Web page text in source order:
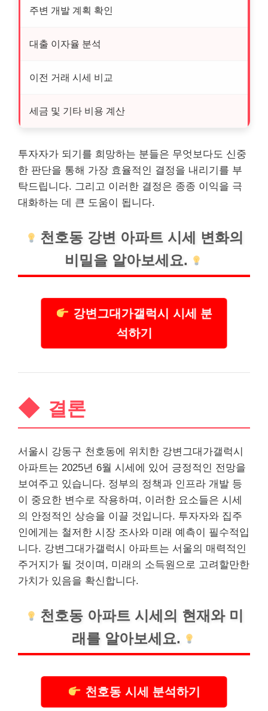
주변 개발 계획 확인
대출 이자율 분석
이전 거래 시세 비교
세금 및 기타 비용 계산
투자자가 되기를 희망하는 분들은 무엇보다도 신중
한 판단을 통해 가장 효율적인 결정을 내리기를 부
탁드립니다. 그리고 이러한 결정은 종종 이익을 극
대화하는 데 큰 도움이 됩니다.
천호동 강변 아파트 시세 변화의
비밀을 알아보세요.
강변그대가갤럭시 시세 분
석하기
결론
서울시 강동구 천호동에 위치한 강변그대가갤럭시
아파트는 2025년 6월 시세에 있어 긍정적인 전망을
보여주고 있습니다. 정부의 정책과 인프라 개발 등
이 중요한 변수로 작용하며, 이러한 요소들은 시세
의 안정적인 상승을 이끌 것입니다. 투자자와 집주
인에게는 철저한 시장 조사와 미래 예측이 필수적입
니다. 강변그대가갤럭시 아파트는 서울의 매력적인
주거지가 될 것이며, 미래의 소득원으로 고려할만한
가치가 있음을 확신합니다.
천호동 아파트 시세의 현재와 미
래를 알아보세요.
천호동 시세 분석하기